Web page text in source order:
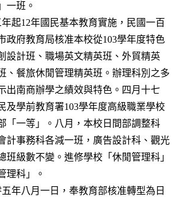
一班。
起12年國民基本教育實施，民國一百
政府教育局核准本校從103學年度特色
設計班、職場英文精英班、外貿精英
、餐旅休閒管理精英班。辦理科別之多
出南商辦學之績效與特色。四月十七
及學前教育署103學年度高級職業學校
「一等」。八月，本校日間部調整科
計事務科各減一班，廣告設計科、觀光
班級數不變。進修學校「休閒管理科」
理科」。
年八月一日，奉教育部核准轉型為日